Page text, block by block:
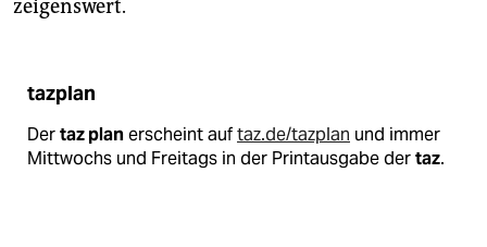
zeigenswert.
tazplan
Dertaz planerscheint auftaz.de/tazplan und immer
Mittwochs und Freitags in der Printausgabe dertaz.